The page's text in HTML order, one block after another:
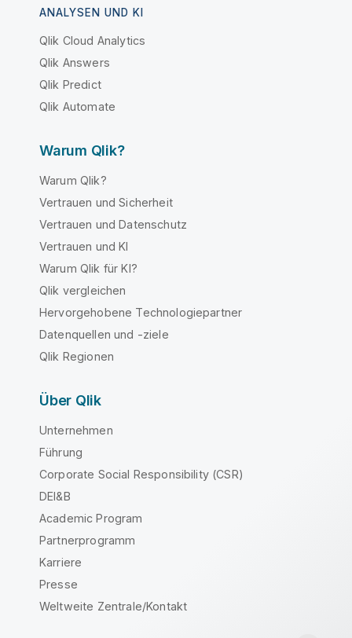
ANALYSEN UND KI
Qlik Cloud Analytics
Qlik Answers
Qlik Predict
Qlik Automate
Warum Qlik?
Warum Qlik?
Vertrauen und Sicherheit
Vertrauen und Datenschutz
Vertrauen und KI
Warum Qlik für KI?
Qlik vergleichen
Hervorgehobene Technologiepartner
Datenquellen und -ziele
Qlik Regionen
Über Qlik
Unternehmen
Führung
Corporate Social Responsibility (CSR)
DEI&B
Academic Program
Partnerprogramm
Karriere
Presse
Weltweite Zentrale/Kontakt